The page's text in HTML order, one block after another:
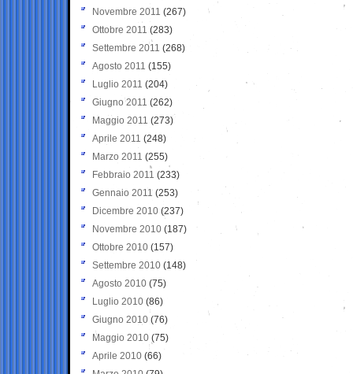
Novembre 2011 (267)
Ottobre 2011 (283)
Settembre 2011 (268)
Agosto 2011 (155)
Luglio 2011 (204)
Giugno 2011 (262)
Maggio 2011 (273)
Aprile 2011 (248)
Marzo 2011 (255)
Febbraio 2011 (233)
Gennaio 2011 (253)
Dicembre 2010 (237)
Novembre 2010 (187)
Ottobre 2010 (157)
Settembre 2010 (148)
Agosto 2010 (75)
Luglio 2010 (86)
Giugno 2010 (76)
Maggio 2010 (75)
Aprile 2010 (66)